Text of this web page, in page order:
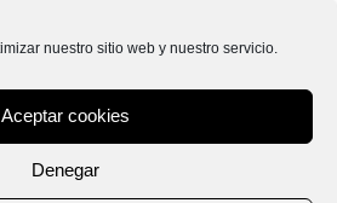
nuestro sitio web y nuestro servicio.
Aceptar cookies
Denegar
Talla 34 / Pi-144/90 Leopardo
79,00€